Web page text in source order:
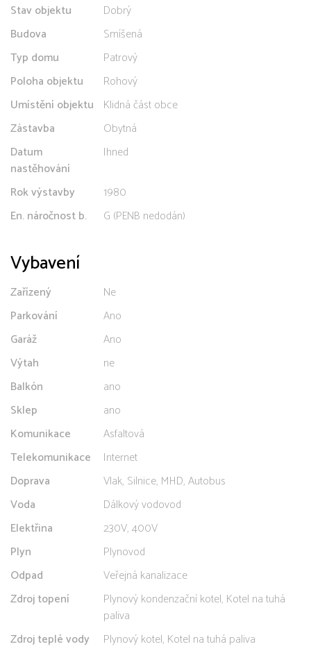
Stav objektu
Dobrý
Budova
Smíšená
Typ domu
Patrový
Poloha objektu
Rohový
Umístění objektu Klidná část obce
Zástavba
Obytná
Datum
nastěhování
Ihned
Rok výstavby
1980
En. náročnost b.
G (PENB nedodán)
Vybavení
Zařízený
Ne
Parkování
Ano
Garáž
Ano
Výtah
ne
Balkón
ano
Sklep
ano
Komunikace
Asfaltová
Telekomunikace
Internet
Doprava
Vlak, Silnice, MHD, Autobus
Voda
Dálkový vodovod
Elektřina
230V, 400V
Plyn
Plynovod
Odpad
Veřejná kanalizace
Zdroj topení
Plynový kondenzační kotel, Kotel na tuhá
paliva
Zdroj teplé vody
Plynový kotel, Kotel na tuhá paliva